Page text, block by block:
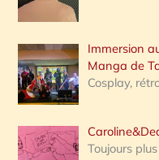
:
Immersion
Manga de
Cosplay,
Toujours